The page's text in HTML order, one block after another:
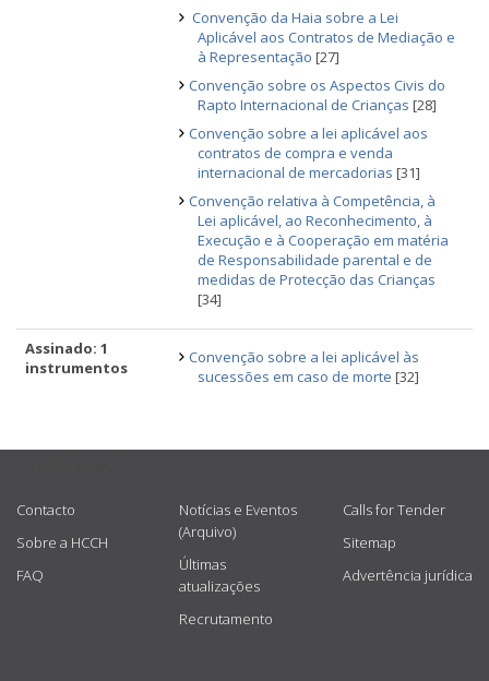
Convenção da Haia sobre a Lei
Aplicável aos Contratos de Mediação e
à Representação [27]
Convenção sobre os Aspectos Civis do
Rapto Internacional de Crianças [28]
Convenção sobre a lei aplicável aos
contratos de compra e venda
internacional de mercadorias [31]
Convenção relativa à Competência, à
Lei aplicável, ao Reconhecimento, à
Execução e à Cooperação em matéria
de Responsabilidade parental e de
medidas de Protecção das Crianças
[34]
Assinado: 1
instrumentos
Convenção sobre a lei aplicável às
sucessões em caso de morte [32]
Contacto
Sobre a HCCH
FAQ
Notícias e Eventos
(Arquivo)
Últimas
atualizações
Recrutamento
Calls for Tender
Sitemap
Advertência jurídica